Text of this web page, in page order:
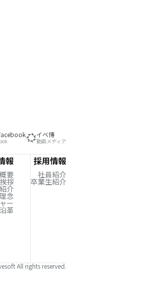
イベ博
動画メディア
報
要
拶
介
念
ー
沿革
採用情報
社員紹介
卒業生紹介
All rights reserved.